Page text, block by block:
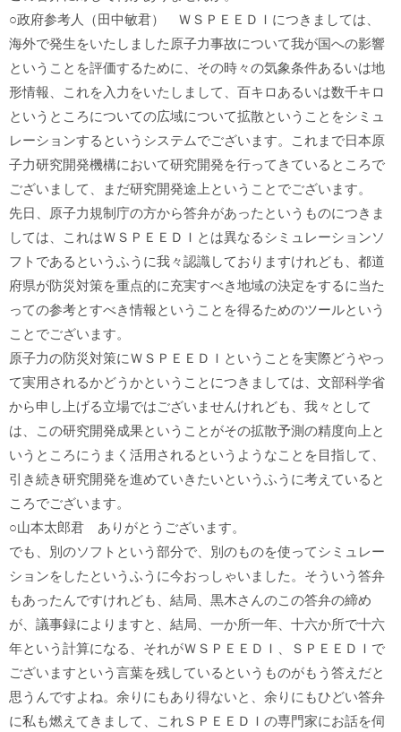
○政府参考人（田中敏君） ＷＳＰＥＥＤＩにつきましては、
海外で発生をいたしました原子力事故について我が国への影響
ということを評価するために、その時々の気象条件あるいは地
形情報、これを入力をいたしまして、百キロあるいは数千キロ
というところについての広域について拡散ということをシミュ
レーションするというシステムでございます。これまで日本原
子力研究開発機構において研究開発を行ってきているところで
ございまして、まだ研究開発途上ということでございます。
先日、原子力規制庁の方から答弁があったというものにつきま
しては、これはＷＳＰＥＥＤＩとは異なるシミュレーションソ
フトであるというふうに我々認識しておりますけれども、都道
府県が防災対策を重点的に充実すべき地域の決定をするに当た
っての参考とすべき情報ということを得るためのツールという
ことでございます。
原子力の防災対策にＷＳＰＥＥＤＩということを実際どうやっ
て実用されるかどうかということにつきましては、文部科学省
から申し上げる立場ではございませんけれども、我々として
は、この研究開発成果ということがその拡散予測の精度向上と
いうところにうまく活用されるというようなことを目指して、
引き続き研究開発を進めていきたいというふうに考えていると
ころでございます。
○山本太郎君 ありがとうございます。
でも、別のソフトという部分で、別のものを使ってシミュレー
ションをしたというふうに今おっしゃいました。そういう答弁
もあったんですけれども、結局、黒木さんのこの答弁の締め
が、議事録によりますと、結局、一か所一年、十六か所で十六
年という計算になる、それがＷＳＰＥＥＤＩ、ＳＰＥＥＤＩで
ございますという言葉を残しているというものがもう答えだと
思うんですよね。余りにもあり得ないと、余りにもひどい答弁
に私も燃えてきまして、これＳＰＥＥＤＩの専門家にお話を伺